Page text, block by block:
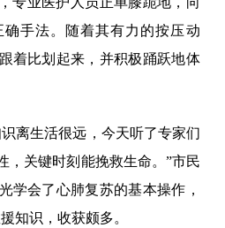
手法。随着其有力的按压动
着比划起来，并积极踊跃地体
离生活很远，今天听了专家们
，关键时刻能挽救生命。”市民
学会了心肺复苏的基本操作，
知识，收获颇多。